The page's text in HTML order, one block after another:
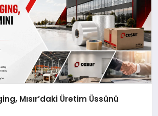
Mısır’daki Üretim Üssünü